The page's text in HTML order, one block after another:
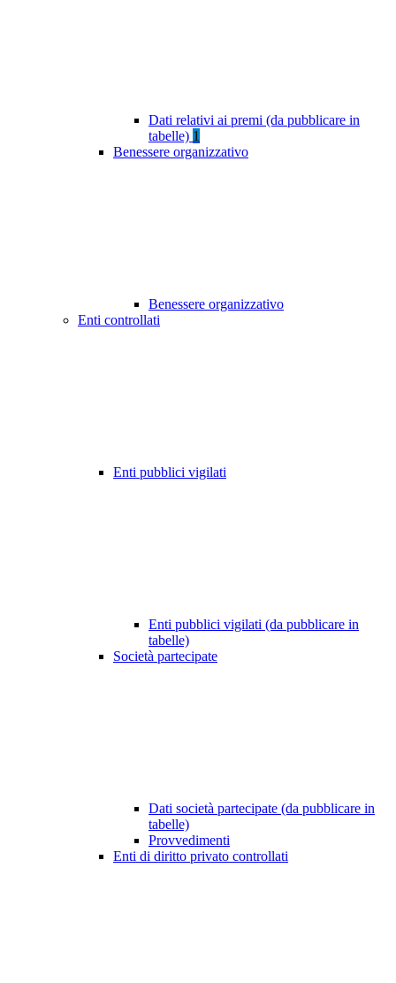
Dati relativi ai premi (da pubblicare in
tabelle) 1
Benessere organizzativo
Benessere organizzativo
Enti controllati
Enti pubblici vigilati
Enti pubblici vigilati (da pubblicare in
tabelle)
Società partecipate
Dati società partecipate (da pubblicare in
tabelle)
Provvedimenti
Enti di diritto privato controllati